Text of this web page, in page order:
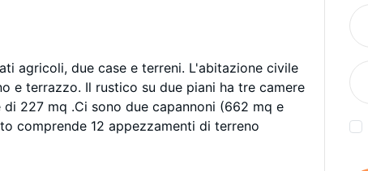
agricoli, due case e terreni. L'abitazione civile
e terrazzo. Il rustico su due piani ha tre camere
227 mq .Ci sono due capannoni (662 mq e
comprende 12 appezzamenti di terreno